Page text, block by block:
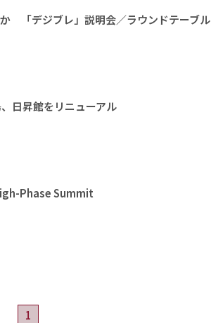
「デジブレ」説明会／ラウンドテーブル
日昇館をリニューアル
Phase Summit
1